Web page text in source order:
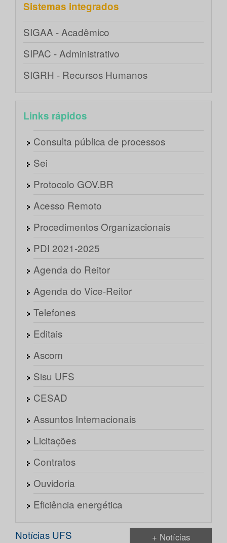
Sistemas integrados
SIGAA - Acadêmico
SIPAC - Administrativo
SIGRH - Recursos Humanos
Links rápidos
Consulta pública de processos
Sei
Protocolo GOV.BR
Acesso Remoto
Procedimentos Organizacionais
PDI 2021-2025
Agenda do Reitor
Agenda do Vice-Reitor
Telefones
Editais
Ascom
Sisu UFS
CESAD
Assuntos Internacionais
Licitações
Contratos
Ouvidoria
Eficiência energética
Notícias UFS + Notícias